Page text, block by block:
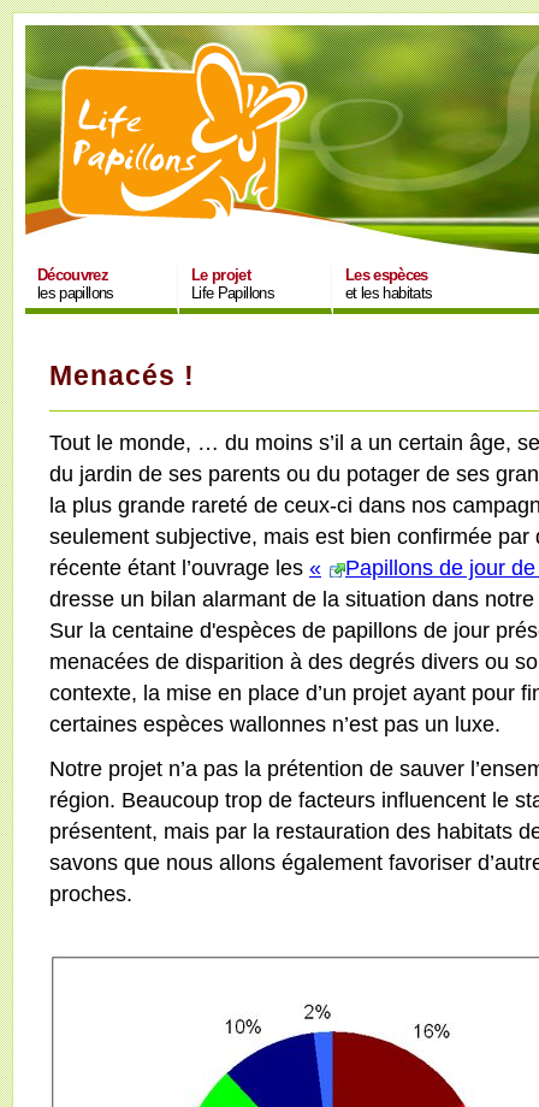
Découvrez
les papillons
Le projet
Life Papillons
Les espèces
et les habitats
Menacés !
Tout le monde, … du moins s’il a un certain âge,
du jardin de ses parents ou du potager de ses
la plus grande rareté de ceux-ci dans nos
seulement subjective, mais est bien confirmée
récente étant l’ouvrage les «
Papillons de jour
dresse un bilan alarmant de la situation dans
Sur la centaine d'espèces de papillons de jour
menacées de disparition à des degrés divers ou
contexte, la mise en place d’un projet ayant pour
certaines espèces wallonnes n’est pas un luxe.
Notre projet n’a pas la prétention de sauver
région. Beaucoup trop de facteurs influencent le
présentent, mais par la restauration des habitats
savons que nous allons également favoriser
proches.